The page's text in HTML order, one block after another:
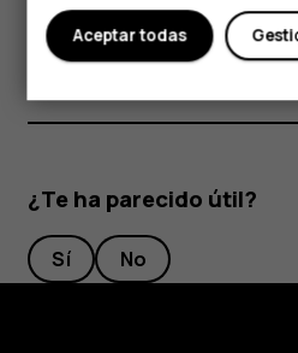
tarjetas podrían dañarse.
¿Te ha parecido útil?
Sí No
Aceptar todas